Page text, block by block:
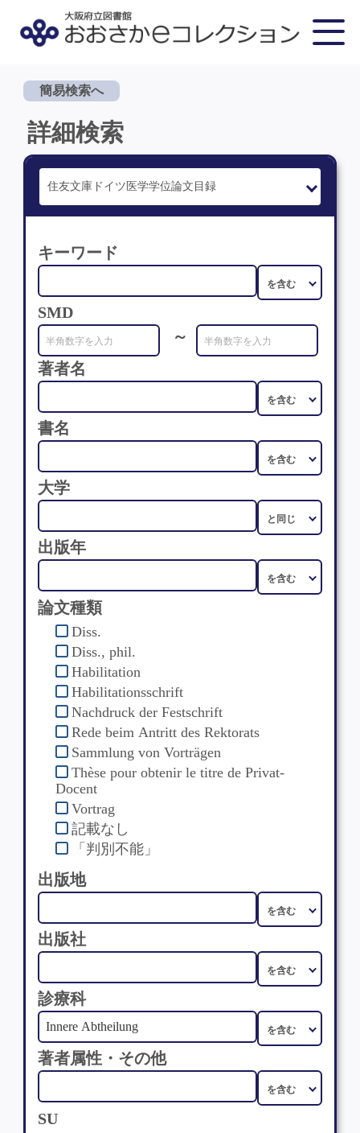
簡易検索へ
詳細検索
キーワード
SMD
～
著者名
書名
大学
出版年
論文種類
Diss.
Diss., phil.
Habilitation
Habilitationsschrift
Nachdruck der Festschrift
Rede beim Antritt des Rektorats
Sammlung von Vorträgen
Thèse pour obtenir le titre de Privat-
Docent
Vortrag
記載なし
「判別不能」
出版地
出版社
診療科
著者属性・その他
SU